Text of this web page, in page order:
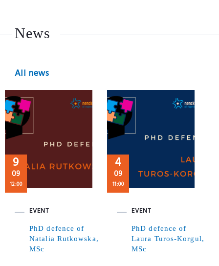
News
All news
9
09
12:00
EVENT
PhD defence of
Natalia Rutkowska,
MSc
4
09
11:00
EVENT
PhD defence of
Laura Turos-Korgul,
MSc